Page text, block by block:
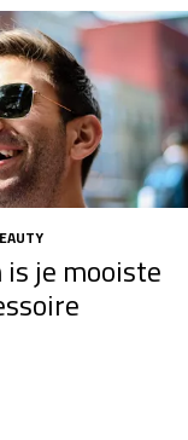
is je mooiste